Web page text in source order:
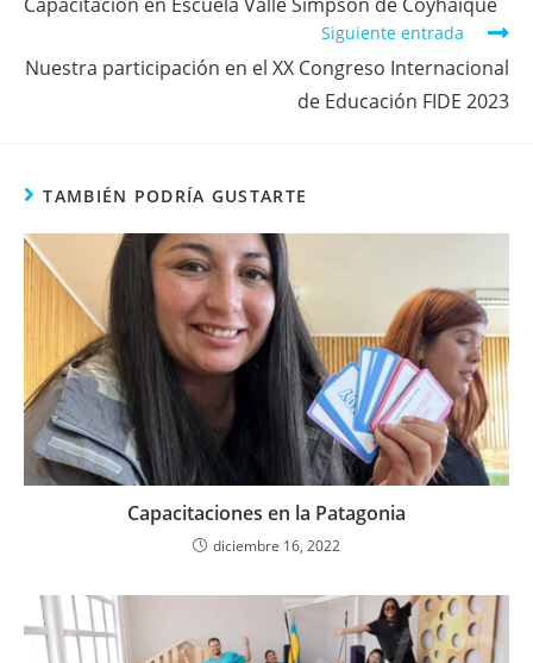
Siguiente entrada
Nuestra participación en el XX Congreso Internacional
de Educación FIDE 2023
TAMBIÉN PODRÍA GUSTARTE
Capacitaciones en la Patagonia
diciembre 16, 2022